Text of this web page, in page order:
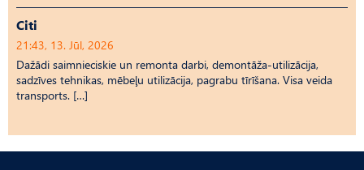
Citi
21:43, 13. Jūl, 2026
Dažādi saimnieciskie un remonta darbi, demontāža-utilizācija,
sadzīves tehnikas, mēbeļu utilizācija, pagrabu tīrīšana. Visa veida
transports. […]